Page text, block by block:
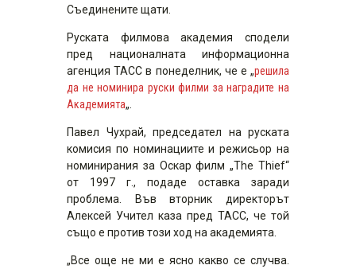
Съединените щати.
Руската филмова академия сподели
пред националната информационна
агенция ТАСС в понеделник, че е „решила
да не номинира руски филми за наградите на
Академията„.
Павел Чухрай, председател на руската
комисия по номинациите и режисьор на
номинирания за Оскар филм „The Thief“
от 1997 г., подаде оставка заради
проблема. Във вторник директорът
Алексей Учител каза пред ТАСС, че той
също е против този ход на академията.
„Все още не ми е ясно какво се случва.